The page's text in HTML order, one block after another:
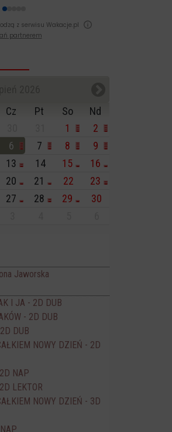
z serwisu Wakacje.pl
partnerem
Cz Pt So
Nd
1
2
6 7 8
9
13 14 15
16
20 21 22
23
27 28 29
30
Jaworska
I JA - 2D DUB
- 2D DUB
DUB
NOWY DZIEŃ - 2D
NAP
LEKTOR
NOWY DZIEŃ - 3D